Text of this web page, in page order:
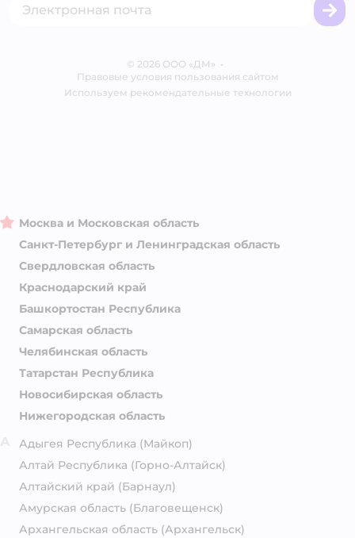
Блог
Корм для собак
© 2026 ООО «ДМ» •
Правовые условия пользования сайтом
Используем рекомендательные технологии
Москва и Московская область
Санкт-Петербург и Ленинградская область
Свердловская область
Краснодарский край
Башкортостан Республика
Самарская область
Челябинская область
Татарстан Республика
Новосибирская область
Нижегородская область
Адыгея Республика (Майкоп)
Алтай Республика (Горно-Алтайск)
Алтайский край (Барнаул)
Амурская область (Благовещенск)
Архангельская область (Архангельск)